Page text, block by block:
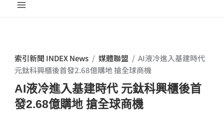
索引新聞 INDEX News / 媒體聯盟 / AI液冷進入基建時代
元鈦科興櫃後首發2.68億購地 搶全球商機
AI液冷進入基建時代 元鈦科興櫃後首
發2.68億購地 搶全球商機